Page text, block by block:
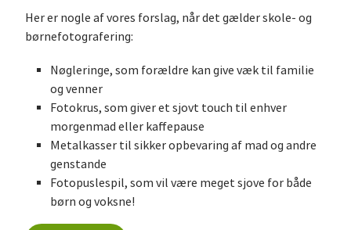
Her er nogle af vores forslag, når det gælder skole- og
børnefotografering:
Nøgleringe, som forældre kan give væk til familie
og venner
Fotokrus, som giver et sjovt touch til enhver
morgenmad eller kaffepause
Metalkasser til sikker opbevaring af mad og andre
genstande
Fotopuslespil, som vil være meget sjove for både
børn og voksne!